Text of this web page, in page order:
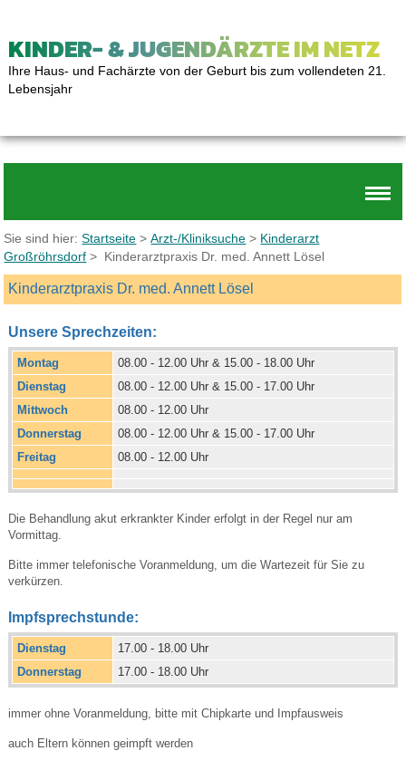
KINDER- & JUGENDÄRZTE IM NETZ
Ihre Haus- und Fachärzte von der Geburt bis zum vollendeten 21.
Lebensjahr
Sie sind hier:Startseite >Arzt-/Kliniksuche > Kinderarzt
Großröhrsdorf > Kinderarztpraxis Dr. med. Annett Lösel
Kinderarztpraxis Dr. med. Annett Lösel
Unsere Sprechzeiten:
Montag
08.00 - 12.00 Uhr & 15.00 - 18.00 Uhr
Dienstag
08.00 - 12.00 Uhr & 15.00 - 17.00 Uhr
Mittwoch
08.00 - 12.00 Uhr
Donnerstag
08.00 - 12.00 Uhr & 15.00 - 17.00 Uhr
Freitag
08.00 - 12.00 Uhr
Die Behandlung akut erkrankter Kinder erfolgt in der Regel nur am
Vormittag.
Bitte immer telefonische Voranmeldung, um die Wartezeit für Sie zu
verkürzen.
Impfsprechstunde:
Dienstag
17.00 - 18.00 Uhr
Donnerstag
17.00 - 18.00 Uhr
immer ohne Voranmeldung, bitte mit Chipkarte und Impfausweis
auch Eltern können geimpft werden